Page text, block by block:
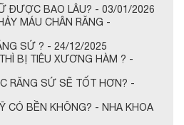
ĐƯỢC BAO LÂU? - 03/01/2026
MÁU CHÂN RĂNG -
SỨ ? - 24/12/2025
BỊ TIÊU XƯƠNG HÀM ? -
RĂNG SỨ SẼ TỐT HƠN? -
CÓ BỀN KHÔNG? - NHA KHOA